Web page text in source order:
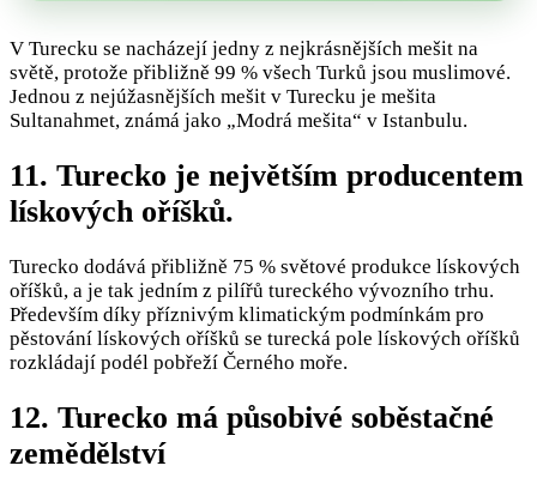
V Turecku se nacházejí jedny z nejkrásnějších mešit na
světě, protože přibližně 99 % všech Turků jsou muslimové.
Jednou z nejúžasnějších mešit v Turecku je mešita
Sultanahmet, známá jako „Modrá mešita“ v Istanbulu.
11. Turecko je největším producentem
lískových oříšků.
Turecko dodává přibližně 75 % světové produkce lískových
oříšků, a je tak jedním z pilířů tureckého vývozního trhu.
Především díky příznivým klimatickým podmínkám pro
pěstování lískových oříšků se turecká pole lískových oříšků
rozkládají podél pobřeží Černého moře.
12. Turecko má působivé soběstačné
zemědělství